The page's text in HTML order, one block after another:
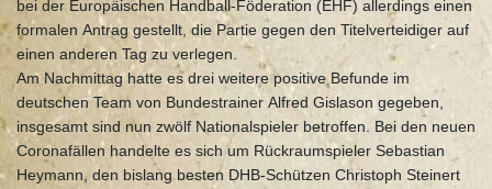
bei der Europäischen Handball-Föderation (EHF) allerdings einen
formalen Antrag gestellt, die Partie gegen den Titelverteidiger auf
einen anderen Tag zu verlegen.
Am Nachmittag hatte es drei weitere positive Befunde im
deutschen Team von Bundestrainer Alfred Gislason gegeben,
insgesamt sind nun zwölf Nationalspieler betroffen. Bei den neuen
Coronafällen handelte es sich um Rückraumspieler Sebastian
Heymann, den bislang besten DHB-Schützen Christoph Steinert